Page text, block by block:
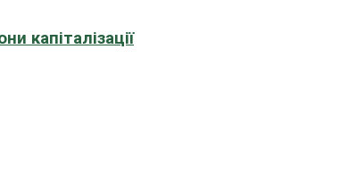
капіталізації